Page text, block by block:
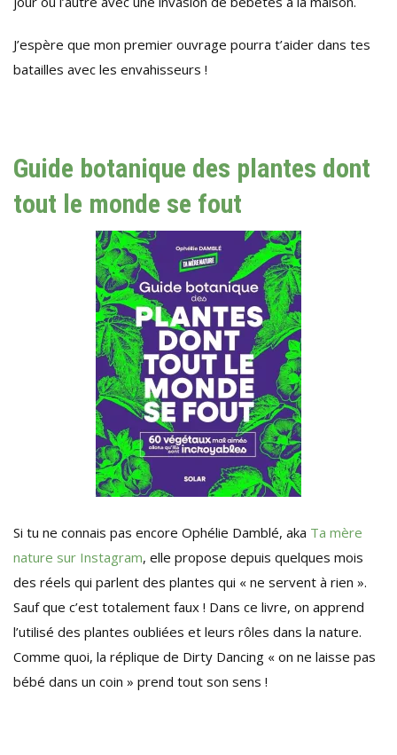
J’espère que mon premier ouvrage pourra t’aider dans tes
batailles avec les envahisseurs !
Guide botanique des plantes dont
tout le monde se fout
Si tu ne connais pas encore Ophélie Damblé, aka Ta mère
nature sur Instagram, elle propose depuis quelques mois
des réels qui parlent des plantes qui « ne servent à rien ».
Sauf que c’est totalement faux ! Dans ce livre, on apprend
l’utilisé des plantes oubliées et leurs rôles dans la nature.
Comme quoi, la réplique de Dirty Dancing « on ne laisse pas
bébé dans un coin » prend tout son sens !